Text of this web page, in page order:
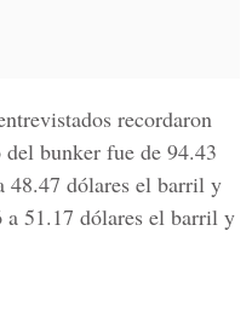
recordaron
bunker fue de 94.43
48.47 dólares el barril y
a 51.17 dólares el barril y